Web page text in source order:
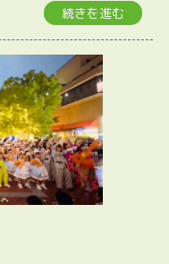
続きを進む